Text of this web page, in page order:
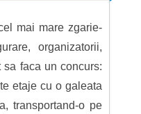
mai mare zgarie-
organizatorii,
faca un concurs:
etaje cu o galeata
transportand-o pe